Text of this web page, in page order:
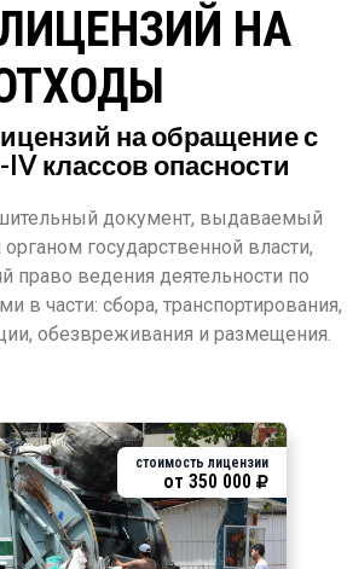
НА
на обращение с
классов опасности
документ, выдаваемый
государственной власти,
право ведения деятельности по
в части: сбора, транспортирования,
обезвреживания и размещения.
стоимость лицензии
от 350 000